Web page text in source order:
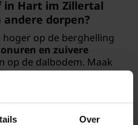
Over
in Hart im Zillertal
dorpen?
op de berghelling
en zuivere
op de dalbodem. Maak
om een woning te